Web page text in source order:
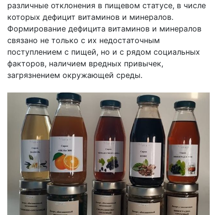
различные отклонения в пищевом статусе, в числе
которых дефицит витаминов и минералов.
Формирование дефицита витаминов и минералов
связано не только с их недостаточным
поступлением с пищей, но и с рядом социальных
факторов, наличием вредных привычек,
загрязнением окружающей среды.